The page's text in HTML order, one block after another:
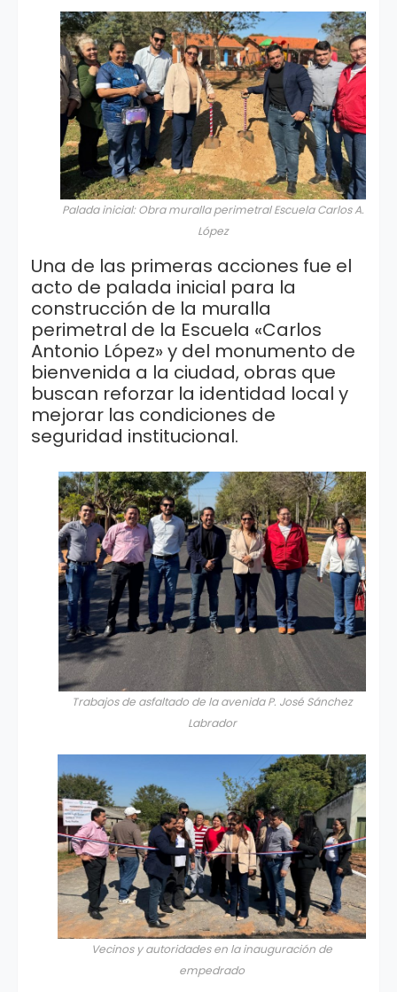
Palada inicial: Obra muralla perimetral Escuela Carlos A.
López
Una de las primeras acciones fue el
acto de palada inicial para la
construcción de la muralla
perimetral de la Escuela «Carlos
Antonio López» y del monumento de
bienvenida a la ciudad, obras que
buscan reforzar la identidad local y
mejorar las condiciones de
seguridad institucional.
Trabajos de asfaltado de la avenida P. José Sánchez
Labrador
Vecinos y autoridades en la inauguración de
empedrado